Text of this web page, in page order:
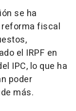
se ha
reforma fiscal
el IRPF en
IPC, lo que ha
poder
más.